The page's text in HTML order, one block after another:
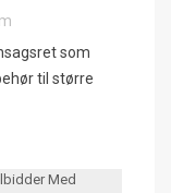
som
til større